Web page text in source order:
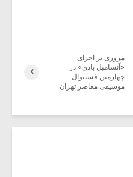
مروری بر اجرای
«آنسامبل بادی» در
چهارمین فستیوال
موسیقی معاصر تهران